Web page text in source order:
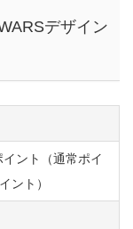
デザイン
ント（通常ポイ
ント）